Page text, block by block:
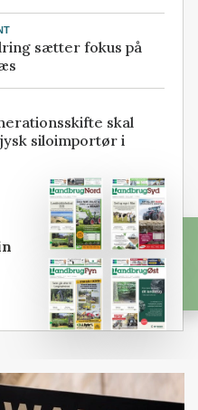
sætter fokus på
skal
siloimportør i